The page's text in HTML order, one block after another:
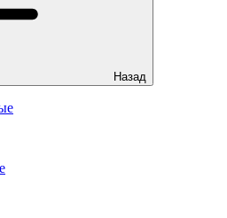
Назад